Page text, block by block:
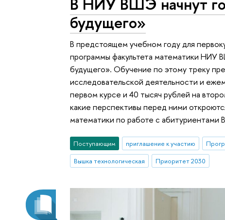
будущего»
В предстоящем учебном году для
программы факультета математики НИУ
будущего». Обучение по этому треку
исследовательской деятельности и
первом курсе и 40 тысяч рублей на
какие перспективы перед ними
математики по работе с
Поступающим приглашение к участию
Вышка технологическая
Приоритет 2030